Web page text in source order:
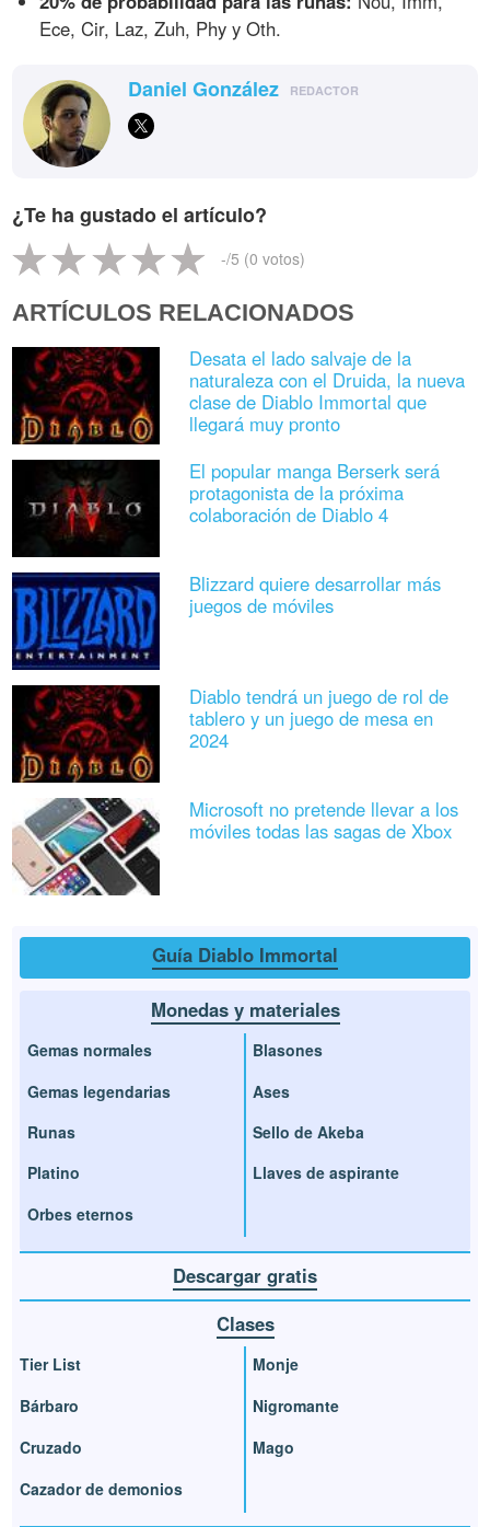
Ece, Cir, Laz, Zuh, Phy y Oth.
Daniel González REDACTOR
¿Te ha gustado el artículo?
-/5 (0 votos)
ARTÍCULOS RELACIONADOS
Desata el lado salvaje de la
naturaleza con el Druida, la nueva
clase de Diablo Immortal que
llegará muy pronto
El popular manga Berserk será
protagonista de la próxima
colaboración de Diablo 4
Blizzard quiere desarrollar más
juegos de móviles
Diablo tendrá un juego de rol de
tablero y un juego de mesa en
2024
Microsoft no pretende llevar a los
móviles todas las sagas de Xbox
Guía Diablo Immortal
Monedas y materiales
Gemas normales
Gemas legendarias
Runas
Platino
Orbes eternos
Blasones
Ases
Sello de Akeba
Llaves de aspirante
Descargar gratis
Clases
Tier List
Bárbaro
Cruzado
Cazador de demonios
Monje
Nigromante
Mago